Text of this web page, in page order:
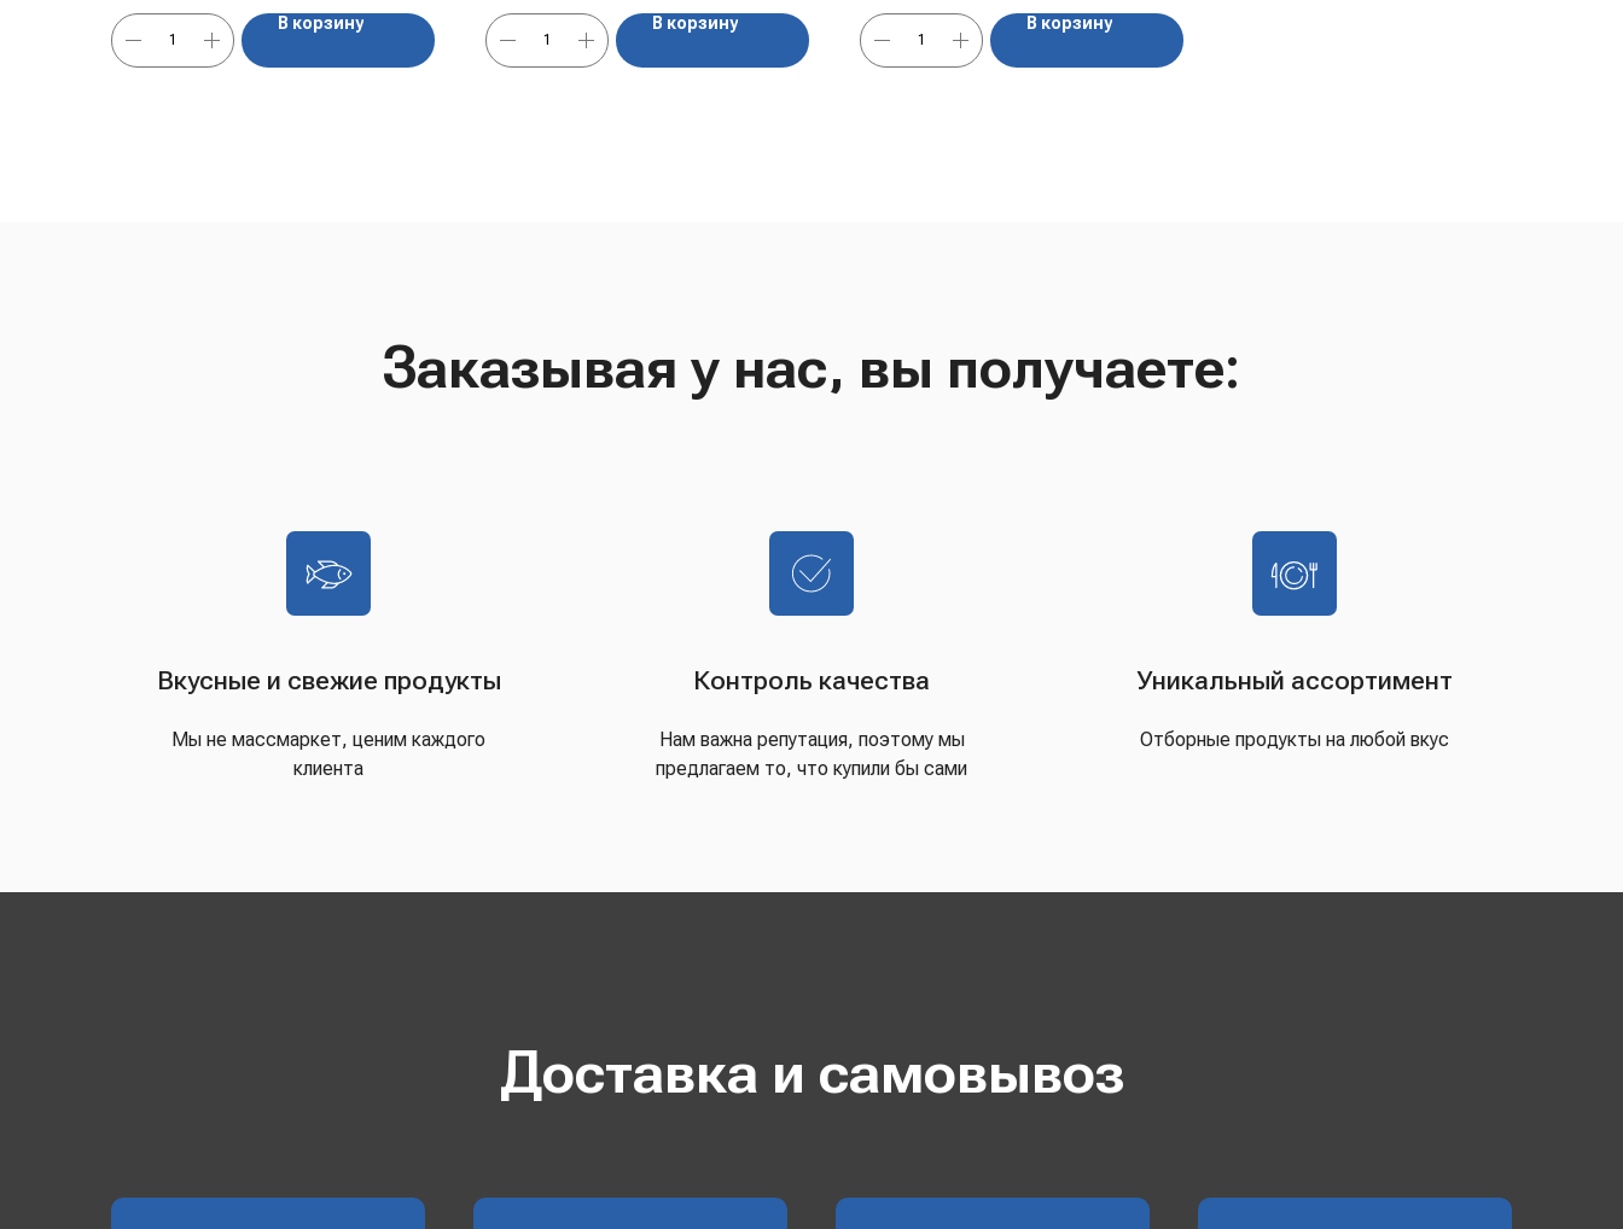
В корзину В корзину В корзину
Заказывая у нас, вы получаете:
Вкусные и свежие продукты
Мы не массмаркет, ценим каждого
клиента
Контроль качества
Нам важна репутация, поэтому мы
предлагаем то, что купили бы сами
Уникальный ассортимент
Отборные продукты на любой вкус
Доставка и самовывоз